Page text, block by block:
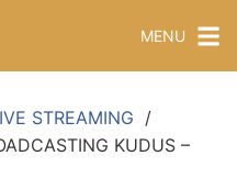
MENU
STREAMING
KUDUS –